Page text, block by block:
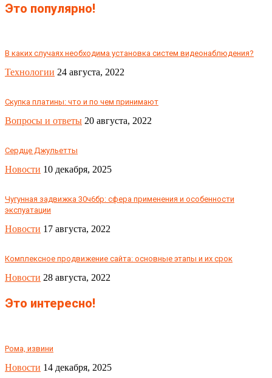
Это популярно!
В каких случаях необходима установка систем видеонаблюдения?
Технологии 24 августа, 2022
Скупка платины: что и по чем принимают
Вопросы и ответы 20 августа, 2022
Сердце Джульетты
Новости 10 декабря, 2025
Чугунная задвижка 30ч6бр: сфера применения и особенности
экспуатации
Новости 17 августа, 2022
Комплексное продвижение сайта: основные этапы и их срок
Новости 28 августа, 2022
Это интересно!
Рома, извини
Новости 14 декабря, 2025